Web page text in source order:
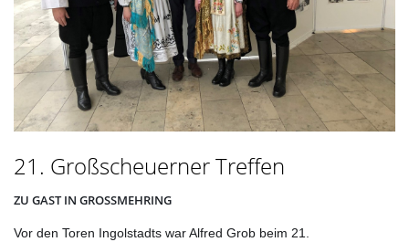
21. Großscheuerner Treffen
ZU GAST IN GROSSMEHRING
Vor den Toren Ingolstadts war Alfred Grob beim 21.